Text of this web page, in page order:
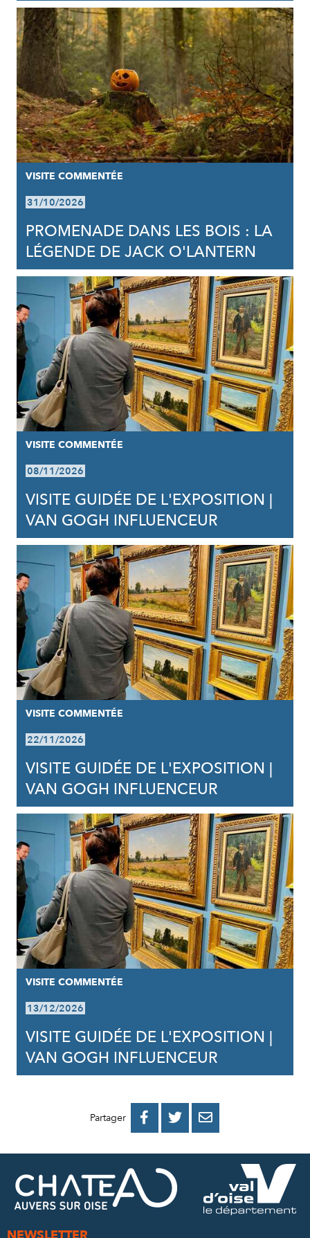
VISITE COMMENTÉE
31/10/2026
PROMENADE DANS LES BOIS : LA
LÉGENDE DE JACK O'LANTERN
VISITE COMMENTÉE
08/11/2026
VISITE GUIDÉE DE L'EXPOSITION |
VAN GOGH INFLUENCEUR
VISITE COMMENTÉE
22/11/2026
VISITE GUIDÉE DE L'EXPOSITION |
VAN GOGH INFLUENCEUR
VISITE COMMENTÉE
13/12/2026
VISITE GUIDÉE DE L'EXPOSITION |
VAN GOGH INFLUENCEUR
Partager 
PARTAGER
FACEBOOK
PARTAGER
PARTAGER
MAIL